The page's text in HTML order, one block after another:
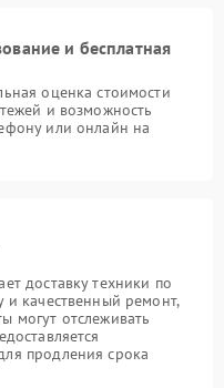
и бесплатная
оценка стоимости
и возможность
или онлайн на
доставку техники по
и качественный ремонт,
могут отслеживать
продления срока